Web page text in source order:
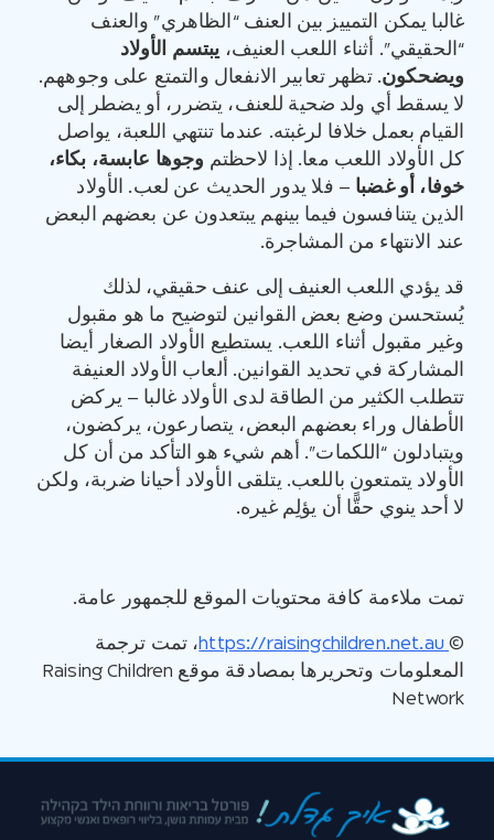
غالبا يمكن التمييز بين العنف “الظاهري” والعنف
“الحقيقي”. أثناء اللعب العنيف، يبتسم الأولاد
ويضحكون. تظهر تعابير الانفعال والتمتع على وجوههم.
لا يسقط أي ولد ضحية للعنف، يتضرر، أو يضطر إلى
القيام بعمل خلافا لرغبته. عندما تنتهي اللعبة، يواصل
كل الأولاد اللعب معا. إذا لاحظتم وجوها عابسة، بكاء،
خوفا، أو غضبا – فلا يدور الحديث عن لعب. الأولاد
الذين يتنافسون فيما بينهم يبتعدون عن بعضهم البعض
عند الانتهاء من المشاجرة.
قد يؤدي اللعب العنيف إلى عنف حقيقي، لذلك
يُستحسن وضع بعض القوانين لتوضيح ما هو مقبول
وغير مقبول أثناء اللعب. يستطيع الأولاد الصغار أيضا
المشاركة في تحديد القوانين. ألعاب الأولاد العنيفة
تتطلب الكثير من الطاقة لدى الأولاد غالبا – يركض
الأطفال وراء بعضهم البعض، يتصارعون، يركضون،
ويتبادلون “اللكمات”. أهم شيء هو التأكد من أن كل
الأولاد يتمتعون باللعب. يتلقى الأولاد أحيانا ضربة، ولكن
لا أحد ينوي حقًّا أن يؤلِم غيره.
تمت ملاءمة كافة محتويات الموقع للجمهور عامة.
©
، تمت ترجمة
المعلومات وتحريرها بمصادقة موقع Raising Children
Network